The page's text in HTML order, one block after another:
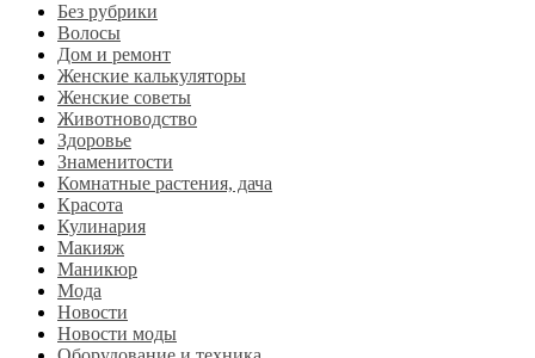
Без рубрики
Волосы
Дом и ремонт
Женские калькуляторы
Женские советы
Животноводство
Здоровье
Знаменитости
Комнатные растения, дача
Красота
Кулинария
Макияж
Маникюр
Мода
Новости
Новости моды